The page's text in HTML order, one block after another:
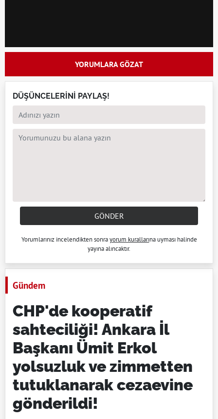
YORUMLARA GÖZAT
DÜŞÜNCELERİNİ PAYLAŞ!
GÖNDER
Yorumlarınız incelendikten sonrayorum kurallarına uyması halinde
yayına alıncaktır.
Gündem
CHP'de kooperatif
sahteciliği! Ankara İl
Başkanı Ümit Erkol
yolsuzluk ve zimmetten
tutuklanarak cezaevine
gönderildi!